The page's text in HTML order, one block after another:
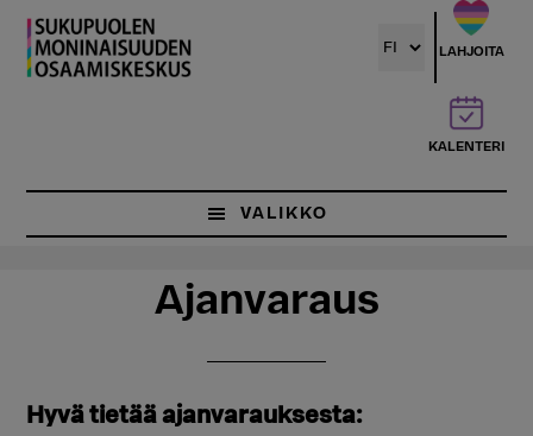
Hyppää
pääsisältöön
Hyppää
ensisijaiseen
sivupalkkiin
LAHJOITA
KALENTERI
VALIKKO
Ajanvaraus
Hyvä tietää ajanvarauksesta: